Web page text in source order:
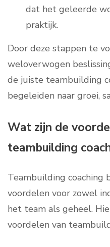
dat het geleerde
praktijk.
Door deze stappen te
weloverwogen
de juiste teambuilding
begeleiden naar groei,
Wat zijn de
teambuilding
Teambuilding coaching
voordelen voor zowel
het team als geheel.
voordelen van